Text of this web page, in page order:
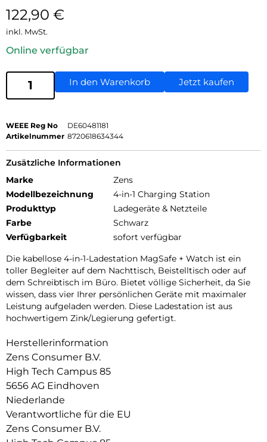
122,90 €
inkl. MwSt.
Online verfügbar
In den Warenkorb Jetzt kaufen
WEEE Reg No
DE60481181
Artikelnummer 8720618634344
Zusätzliche Informationen
Marke
Zens
Modellbezeichnung
4-in-1 Charging Station
Produkttyp
Ladegeräte & Netzteile
Farbe
Schwarz
Verfügbarkeit
sofort verfügbar
Die kabellose 4-in-1-Ladestation MagSafe + Watch ist ein
toller Begleiter auf dem Nachttisch, Beistelltisch oder auf
dem Schreibtisch im Büro. Bietet völlige Sicherheit, da Sie
wissen, dass vier Ihrer persönlichen Geräte mit maximaler
Leistung aufgeladen werden. Diese Ladestation ist aus
hochwertigem Zink/Legierung gefertigt.
Herstellerinformation
Zens Consumer B.V.
High Tech Campus 85
5656 AG Eindhoven
Niederlande
Verantwortliche für die EU
Zens Consumer B.V.